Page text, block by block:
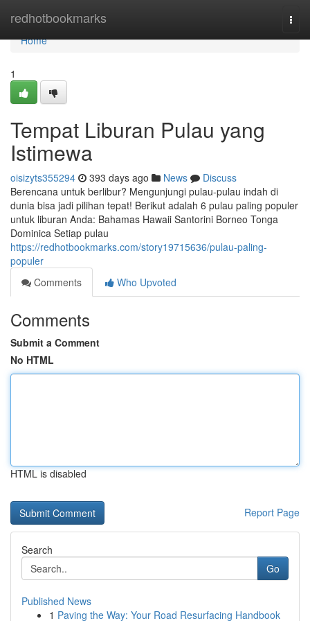
redhotbookmarks
Home
Home
1
Tempat Liburan Pulau yang
Istimewa
oisizyts355294 393 days ago News
Discuss
Berencana untuk berlibur? Mengunjungi pulau-pulau indah di
dunia bisa jadi pilihan tepat! Berikut adalah 6 pulau paling populer
untuk liburan Anda: Bahamas Hawaii Santorini Borneo Tonga
Dominica Setiap pulau
https://redhotbookmarks.com/story19715636/pulau-paling-
populer
Comments
Who Upvoted
Comments
Submit a Comment
No HTML
HTML is disabled
Report Page
Search
Go
Published News
1 Paving the Way: Your Road Resurfacing Handbook